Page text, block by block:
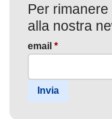
Per
alla nostra
email *
Invia